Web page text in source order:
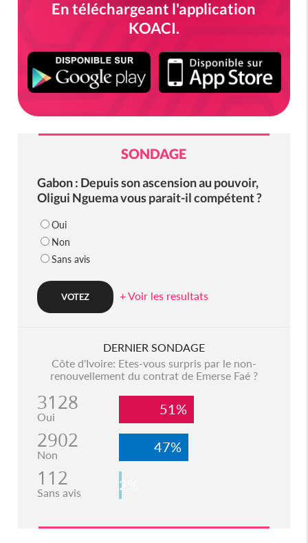
En téléchargeant l'application
KOACI.
SONDAGE
Gabon : Depuis son ascension au pouvoir,
Oligui Nguema vous parait-il compétent ?
Oui
Non
Sans avis
+ Voir les resultats
DERNIER SONDAGE
Côte d'Ivoire: Etes-vous surpris par le non-
renouvellement du contrat de Emerse Faé ?
3128
Oui 51%
2902
Non 47%
112
Sans avis 2%